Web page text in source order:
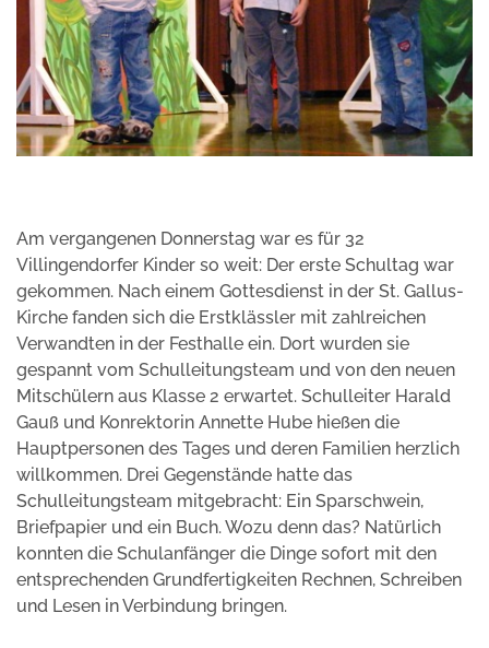
Am vergangenen Donnerstag war es für 32
Villingendorfer Kinder so weit: Der erste Schultag war
gekommen. Nach einem Gottesdienst in der St. Gallus-
Kirche fanden sich die Erstklässler mit zahlreichen
Verwandten in der Festhalle ein. Dort wurden sie
gespannt vom Schulleitungsteam und von den neuen
Mitschülern aus Klasse 2 erwartet. Schulleiter Harald
Gauß und Konrektorin Annette Hube hießen die
Hauptpersonen des Tages und deren Familien herzlich
willkommen. Drei Gegenstände hatte das
Schulleitungsteam mitgebracht: Ein Sparschwein,
Briefpapier und ein Buch. Wozu denn das? Natürlich
konnten die Schulanfänger die Dinge sofort mit den
entsprechenden Grundfertigkeiten Rechnen, Schreiben
und Lesen in Verbindung bringen.